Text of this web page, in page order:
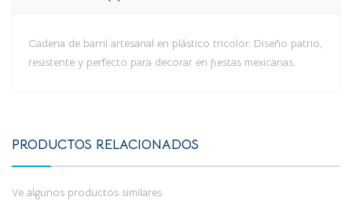
Cadena de barril artesanal en plástico tricolor. Diseño patrio,
resistente y perfecto para decorar en fiestas mexicanas.
PRODUCTOS RELACIONADOS
Ve algunos productos similares